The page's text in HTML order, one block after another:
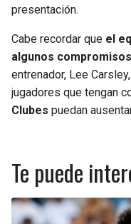
presentación.
Cabe recordar que el
algunos
entrenador, Lee
jugadores que tengan
Clubes puedan
Te puede